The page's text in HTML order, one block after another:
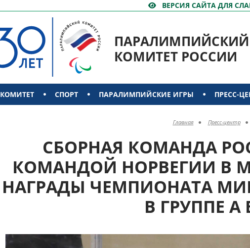
ВЕРСИЯ САЙТА ДЛЯ
ПАРАЛИМПИЙСКИЙ
КОМИТЕТ РОССИИ
КОМИТЕТ СПОРТ ПАРАЛИМПИЙСКИЕ ИГРЫ ПРЕСС-
Главная Пресс-центр
СБОРНАЯ КОМАНДА
КОМАНДОЙ НОРВЕГИИ В
НАГРАДЫ ЧЕМПИОНАТА
В ГРУППЕ